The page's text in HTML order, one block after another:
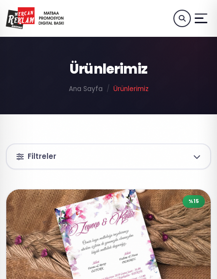
Ürünlerimiz
Ana Sayfa Ürünlerimiz
Filtreler
%15